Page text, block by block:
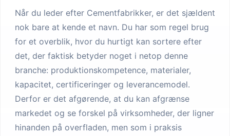
Når du leder efter Cementfabrikker, er det sjældent
nok bare at kende et navn. Du har som regel brug
for et overblik, hvor du hurtigt kan sortere efter
det, der faktisk betyder noget i netop denne
branche: produktionskompetence, materialer,
kapacitet, certificeringer og leverancemodel.
Derfor er det afgørende, at du kan afgrænse
markedet og se forskel på virksomheder, der ligner
hinanden på overfladen, men som i praksis